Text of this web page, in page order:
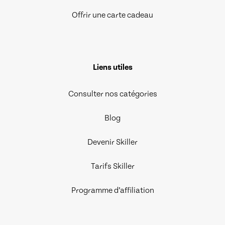
Offrir une carte cadeau
Liens utiles
Consulter nos catégories
Blog
Devenir Skiller
Tarifs Skiller
Programme d’affiliation